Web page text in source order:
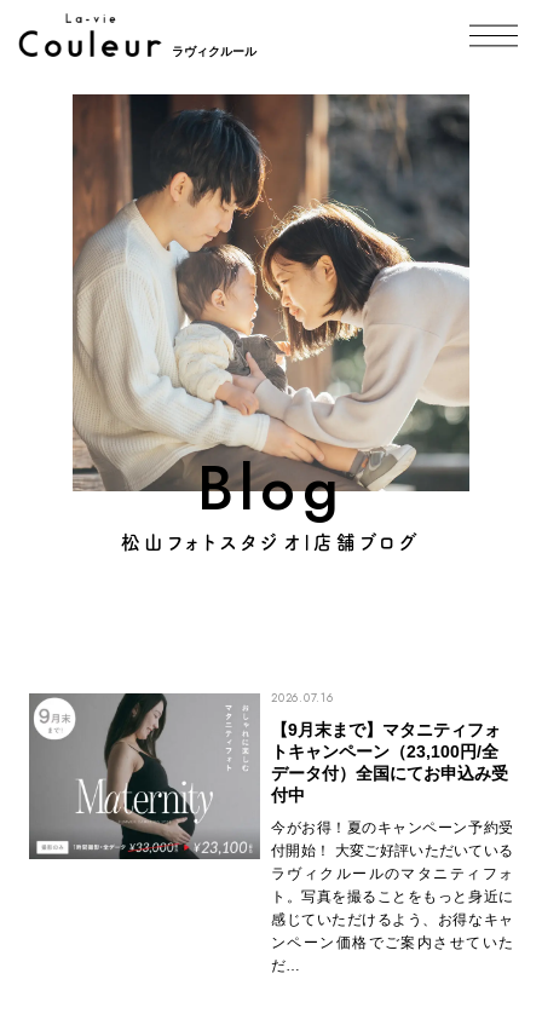
ラヴィクルール
Blog
松山フォトスタジオ|店舗ブログ
2026.07.16
【9月末まで】マタニティフォ
トキャンペーン（23,100円/全
データ付）全国にてお申込み受
付中
今がお得！夏のキャンペーン予約受
付開始！ 大変ご好評いただいている
ラヴィクルールのマタニティフォ
ト。写真を撮ることをもっと身近に
感じていただけるよう、お得なキャ
ンペーン価格でご案内させていた
だ…